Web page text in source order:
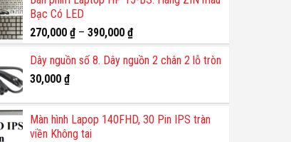
Bạc Có LED
270,000 ₫– 390,000 ₫
Dây nguồn số 8. Dây nguồn 2 chân 2 lỗ tròn
30,000 ₫
Màn hình Lapop 140FHD, 30 Pin IPS tràn
viền Không tai